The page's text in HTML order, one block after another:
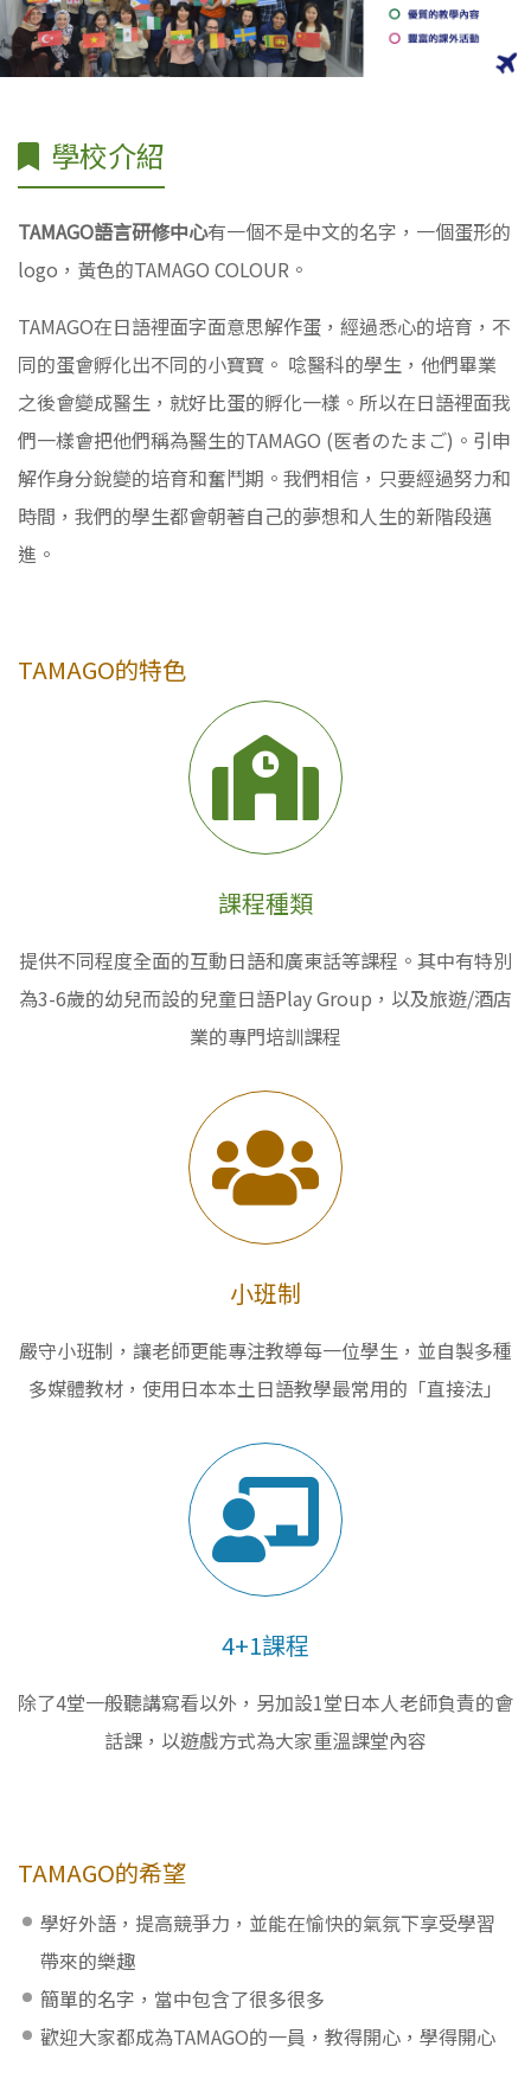
學校介紹
TAMAGO語言研修中心有一個不是中文的名字，一個蛋形的
logo，黃色的TAMAGO COLOUR。
TAMAGO在日語裡面字面意思解作蛋，經過悉心的培育，不
同的蛋會孵化出不同的小寶寶。 唸醫科的學生，他們畢業
之後會變成醫生，就好比蛋的孵化一樣。所以在日語裡面我
們一樣會把他們稱為醫生的TAMAGO (医者のたまご)。引申
解作身分銳變的培育和奮鬥期。我們相信，只要經過努力和
時間，我們的學生都會朝著自己的夢想和人生的新階段邁
進。
TAMAGO的特色
課程種類
提供不同程度全面的互動日語和廣東話等課程。其中有特別
為3-6歲的幼兒而設的兒童日語Play Group，以及旅遊/酒店
業的專門培訓課程
小班制
嚴守小班制，讓老師更能專注教導每一位學生，並自製多種
多媒體教材，使用日本本土日語教學最常用的「直接法」
4+1課程
除了4堂一般聽講寫看以外，另加設1堂日本人老師負責的會
話課，以遊戲方式為大家重溫課堂內容
TAMAGO的希望
學好外語，提高競爭力，並能在愉快的氣氛下享受學習
帶來的樂趣
簡單的名字，當中包含了很多很多
歡迎大家都成為TAMAGO的一員，教得開心，學得開心